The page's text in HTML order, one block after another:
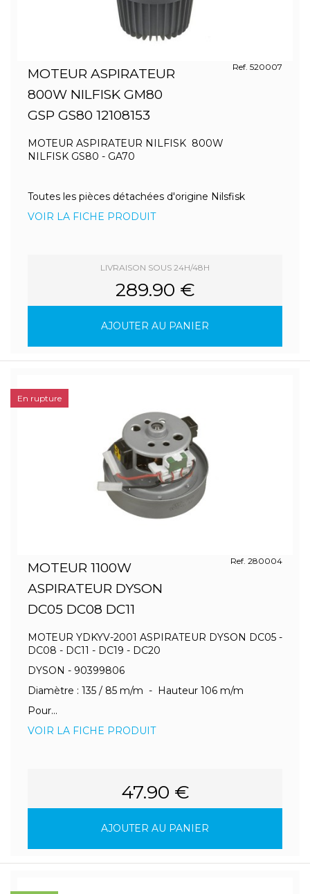
MOTEUR ASPIRATEUR
800W NILFISK GM80
GSP GS80 12108153
Ref. 520007
MOTEUR ASPIRATEUR NILFISK 800W
NILFISK GS80 - GA70
Toutes les pièces détachées d'origine Nilsfisk
VOIR LA FICHE PRODUIT
LIVRAISON SOUS 24H/48H
289.90 €
AJOUTER AU PANIER
MOTEUR 1100W
ASPIRATEUR DYSON
DC05 DC08 DC11
Ref. 280004
MOTEUR YDKYV-2001 ASPIRATEUR DYSON DC05 -
DC08 - DC11 - DC19 - DC20
DYSON - 90399806
Diamètre : 135 / 85 m/m - Hauteur 106 m/m
Pour...
VOIR LA FICHE PRODUIT
47.90 €
AJOUTER AU PANIER
En rupture